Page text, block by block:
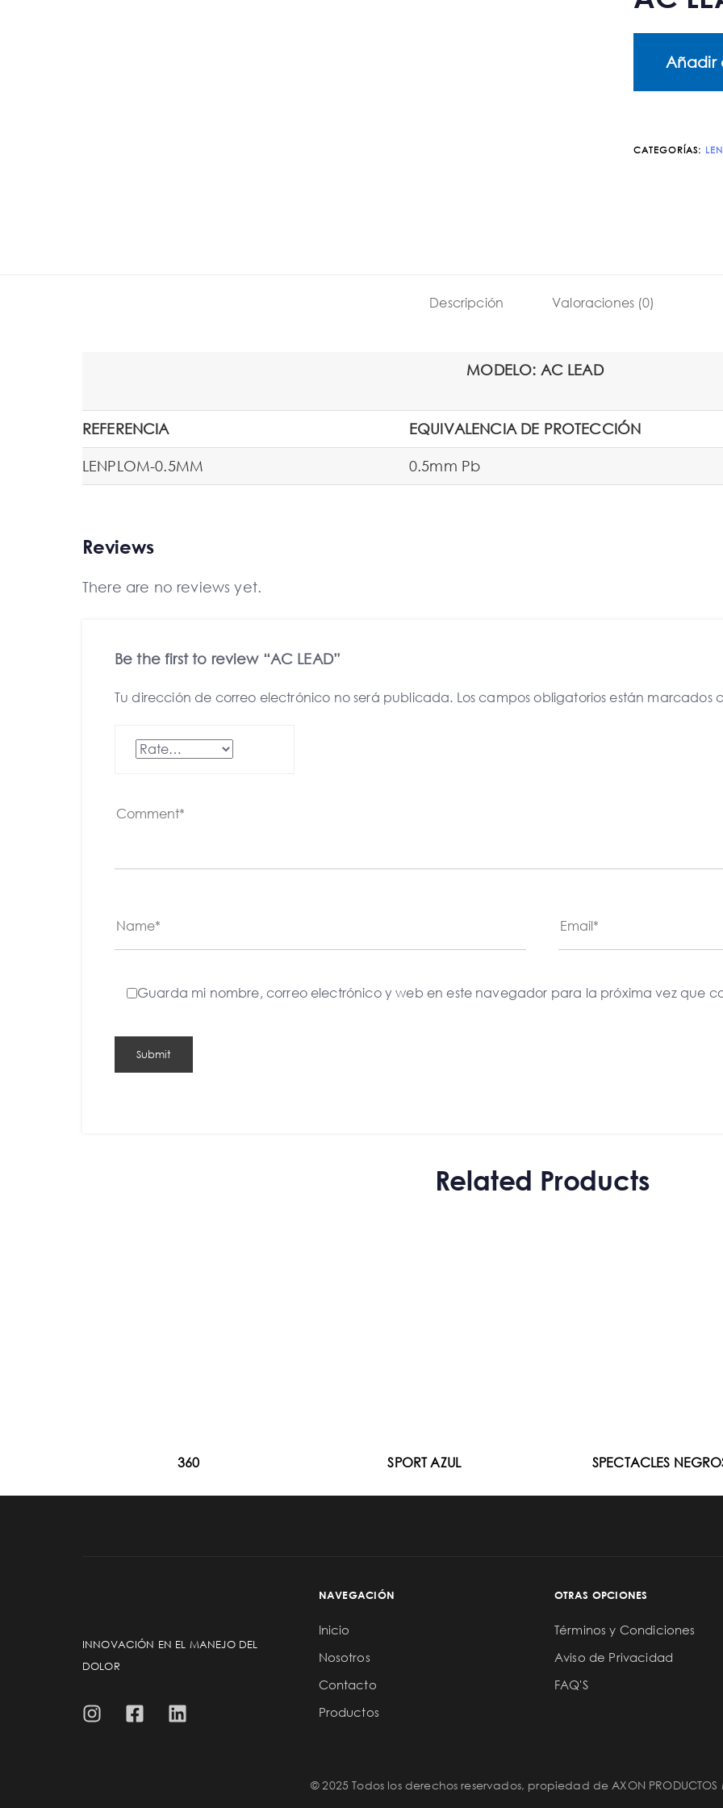
Añadir
CATEGORÍAS:
Descripción Valoraciones (0)
MODELO: AC LEAD
REFERENCIA EQUIVALENCIA DE PROTECCIÓN
LENPLOM-0.5MM 0.5mm Pb
Reviews
There are no reviews yet.
Be the first to review “AC LEAD”
Tu dirección de correo electrónico no será publicada. Los campos obligatorios están marcados
Guarda mi nombre, correo electrónico y web en este navegador para la próxima vez que
Related Products
360 SPORT AZUL SPECTACLES
INNOVACIÓN EN EL MANEJO DEL
DOLOR
NAVEGACIÓN
Inicio
Nosotros
Contacto
Productos
OTRAS OPCIONES
Términos y Condiciones
Aviso de Privacidad
FAQ'S
© 2025 Todos los derechos reservados, propiedad de AXON PRODUCTOS